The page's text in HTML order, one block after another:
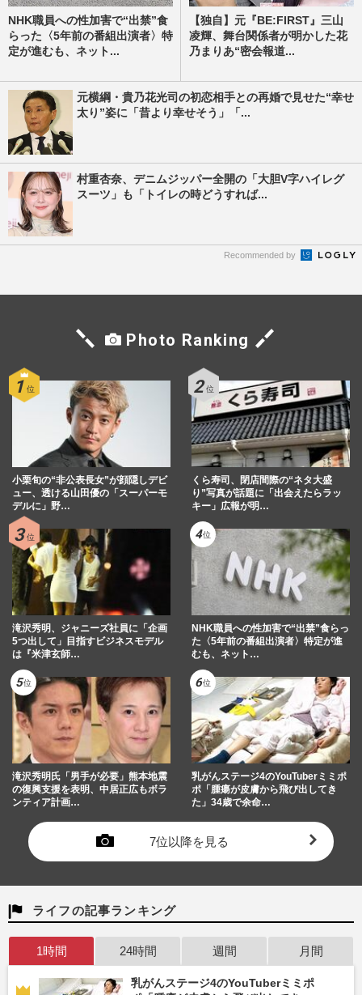
NHK職員への性加害で“出禁”食
らった〈5年前の番組出演者〉特
定が進むも、ネット...
【独自】元『BE:FIRST』三山
凌輝、舞台関係者が明かした花
乃まりあ“密会報道...
元横綱・貴乃花光司の初恋相手との再婚で見せた“幸せ
太り”姿に「昔より幸せそう」「...
村重杏奈、デニムジッパー全開の「大胆V字ハイレグ
スーツ」も「トイレの時どうすれば...
Recommended by
Photo Ranking
小栗旬の“非公表長女”が顔隠しデビ
ュー、透ける山田優の「スーパーモ
デルに」野…
くら寿司、閉店間際の“ネタ大盛
り”写真が話題に「出会えたらラッ
キー」広報が明…
滝沢秀明、ジャニーズ社員に「企画
5つ出して」目指すビジネスモデル
は『米津玄師…
NHK職員への性加害で“出禁”食らっ
た〈5年前の番組出演者〉特定が進
むも、ネット…
滝沢秀明氏「男手が必要」熊本地震
の復興支援を表明、中居正広もボラ
ンティア計画…
乳がんステージ4のYouTuberミミポ
ポ「腫瘍が皮膚から飛び出してき
た」34歳で余命…
7位以降を見る
ライフの記事ランキング
1時間 24時間 週間 月間
乳がんステージ4のYouTuberミミポ